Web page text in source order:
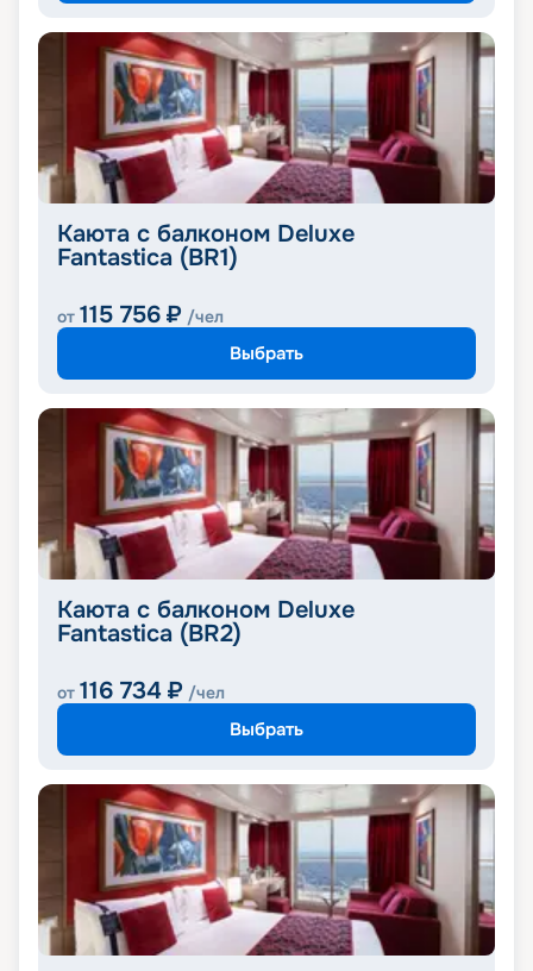
Каюта с балконом Deluxe
Fantastica (BR1)
от 115 756 ₽ /чел
Выбрать
Каюта с балконом Deluxe
Fantastica (BR2)
от 116 734 ₽ /чел
Выбрать